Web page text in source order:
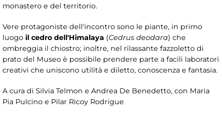
monastero e del territorio.
Vere protagoniste dell'incontro sono le piante, in primo
luogo il cedro dell'Himalaya (Cedrus deodara) che
ombreggia il chiostro; inoltre, nel rilassante fazzoletto di
prato del Museo è possibile prendere parte a facili laboratori
creativi che uniscono utilità e diletto, conoscenza e fantasia.
A cura di Silvia Telmon e Andrea De Benedetto, con Maria
Pia Pulcino e Pilar Ricoy Rodrigue